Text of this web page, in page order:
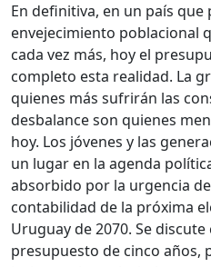
En definitiva, en un país
envejecimiento poblacional
cada vez más, hoy el
completo esta realidad. La
quienes más sufrirán las
desbalance son quienes
hoy. Los jóvenes y las
un lugar en la agenda
absorbido por la urgencia
contabilidad de la próxima
Uruguay de 2070. Se
presupuesto de cinco años,